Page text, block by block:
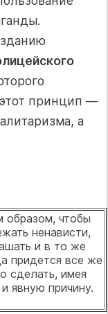
принцип —
а
образом, чтобы
ненависти,
и в то же
придется все же
сделать, имея
явную причину.